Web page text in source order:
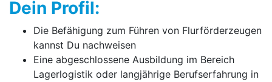
Dein Profil:
Die Befähigung zum Führen von Flurförderzeugen
kannst Du nachweisen
Eine abgeschlossene Ausbildung im Bereich
Lagerlogistik oder langjährige Berufserfahrung in